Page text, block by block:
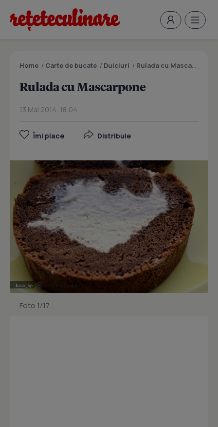
Home / Carte de bucate / Dulciuri / Rulada cu Mascarpone
Rulada cu Mascarpone
13 Mai 2014, 18:04
Îmi place Distribuie
Foto 1/17